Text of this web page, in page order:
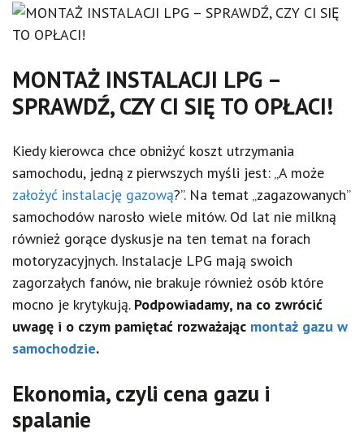
MONTAŻ INSTALACJI LPG –
SPRAWDŹ, CZY CI SIĘ TO OPŁACI!
Kiedy kierowca chce obniżyć koszt utrzymania
samochodu, jedną z pierwszych myśli jest: „A może
założyć instalację gazową?”. Na temat „zagazowanych”
samochodów narosło wiele mitów. Od lat nie milkną
również gorące dyskusje na ten temat na forach
motoryzacyjnych. Instalacje LPG mają swoich
zagorzałych fanów, nie brakuje również osób które
mocno je krytykują. Podpowiadamy, na co zwrócić
uwagę i o czym pamiętać rozważając montaż gazu w
samochodzie.
Ekonomia, czyli cena gazu i
spalanie